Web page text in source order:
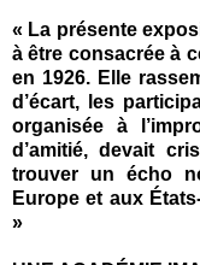
« La présente
à être consacrée à
en 1926. Elle
d’écart, les
organisée à
d’amitié, devait
trouver un écho
Europe et aux
»